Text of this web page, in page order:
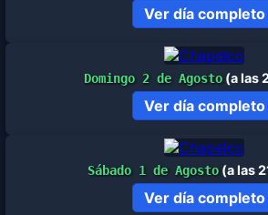
Ver día completo
Domingo 2 de Agosto (a las
Ver día completo
Sábado 1 de Agosto (a las
Ver día completo